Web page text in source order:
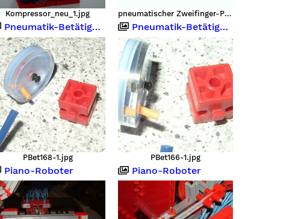
Kompressor_neu_1.jpg pneumatischer Zweifinger-Parallelgreifer
Pneumatik-Betätiger Nachbau
PBet168-1.jpg
Pneumatik-Betätiger Nachbau
PBet166-1.jpg
Piano-Roboter Piano-Roboter